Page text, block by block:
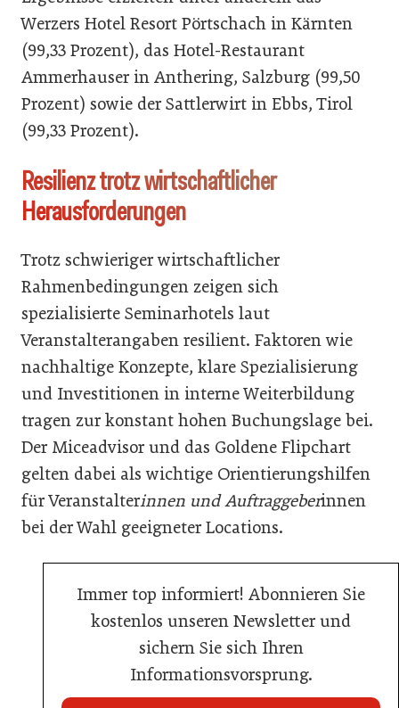
Werzers Hotel Resort Pörtschach in Kärnten
(99,33 Prozent), das Hotel-Restaurant
Ammerhauser in Anthering, Salzburg (99,50
Prozent) sowie der Sattlerwirt in Ebbs, Tirol
(99,33 Prozent).
Resilienz trotz wirtschaftlicher
Herausforderungen
Trotz schwieriger wirtschaftlicher
Rahmenbedingungen zeigen sich
spezialisierte Seminarhotels laut
Veranstalterangaben resilient. Faktoren wie
nachhaltige Konzepte, klare Spezialisierung
und Investitionen in interne Weiterbildung
tragen zur konstant hohen Buchungslage bei.
Der Miceadvisor und das Goldene Flipchart
gelten dabei als wichtige Orientierungshilfen
für Veranstalterinnen und Auftraggeberinnen
bei der Wahl geeigneter Locations.
Immer top informiert! Abonnieren Sie
kostenlos unseren Newsletter und
sichern Sie sich Ihren
Informationsvorsprung.